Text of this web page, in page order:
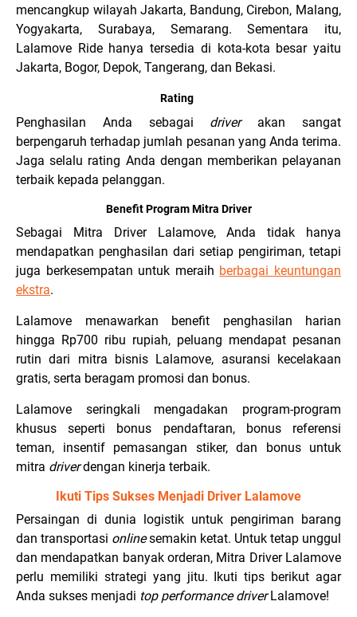
mencangkup wilayah Jakarta, Bandung, Cirebon, Malang,
Yogyakarta, Surabaya, Semarang. Sementara itu,
Lalamove Ride hanya tersedia di kota-kota besar yaitu
Jakarta, Bogor, Depok, Tangerang, dan Bekasi.
Rating
Penghasilan Anda sebagai driverakan sangat
berpengaruh terhadap jumlah pesanan yang Anda terima.
Jaga selalu rating Anda dengan memberikan pelayanan
terbaik kepada pelanggan.
Benefit Program Mitra Driver
Sebagai Mitra Driver Lalamove, Anda tidak hanya
mendapatkan penghasilan dari setiap pengiriman, tetapi
juga berkesempatan untuk meraih berbagai keuntungan
ekstra.
Lalamove menawarkan benefit penghasilan harian
hingga Rp700 ribu rupiah, peluang mendapat pesanan
rutin dari mitra bisnis Lalamove, asuransi kecelakaan
gratis, serta beragam promosi dan bonus.
Lalamove seringkali mengadakan program-program
khusus seperti bonus pendaftaran, bonus referensi
teman, insentif pemasangan stiker, dan bonus untuk
mitra driverdengan kinerja terbaik.
Ikuti Tips Sukses Menjadi Driver Lalamove
Persaingan di dunia logistik untuk pengiriman barang
dan transportasi onlinesemakin ketat. Untuk tetap unggul
dan mendapatkan banyak orderan, Mitra Driver Lalamove
perlu memiliki strategi yang jitu. Ikuti tips berikut agar
Anda sukses menjadi top performance driverLalamove!